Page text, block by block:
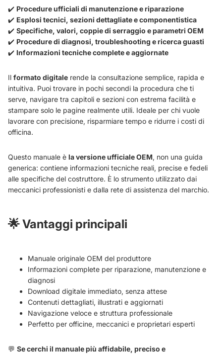
✔️ Procedure ufficiali di manutenzione e riparazione
✔️ Esplosi tecnici, sezioni dettagliate e componentistica
✔️ Specifiche, valori, coppie di serraggio e parametri OEM
✔️ Procedure di diagnosi, troubleshooting e ricerca guasti
✔️ Informazioni tecniche complete e aggiornate
Il formato digitale rende la consultazione semplice, rapida e
intuitiva. Puoi trovare in pochi secondi la procedura che ti
serve, navigare tra capitoli e sezioni con estrema facilità e
stampare solo le pagine realmente utili. Ideale per chi vuole
lavorare con precisione, risparmiare tempo e ridurre i costi di
officina.
Questo manuale è la versione ufficiale OEM, non una guida
generica: contiene informazioni tecniche reali, precise e fedeli
alle specifiche del costruttore. È lo strumento utilizzato dai
meccanici professionisti e dalla rete di assistenza del marchio.
🌟Vantaggi principali
Manuale originale OEM del produttore
Informazioni complete per riparazione, manutenzione e
diagnosi
Download digitale immediato, senza attese
Contenuti dettagliati, illustrati e aggiornati
Navigazione veloce e struttura professionale
Perfetto per officine, meccanici e proprietari esperti
💬 Se cerchi il manuale più affidabile, preciso e